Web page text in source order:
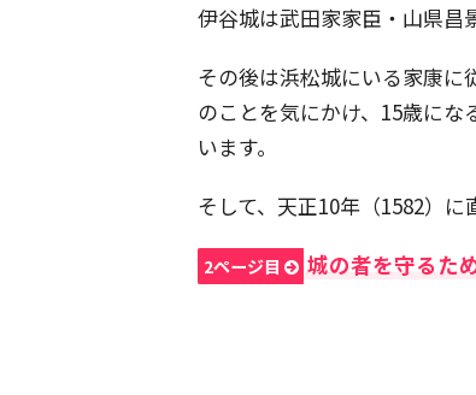
伊谷城は武田家家臣・山県昌
その後は浜松城にいる家康
のことを気にかけ、15歳にな
います。
そして、天正10年（1582）に
2ページ目 城の者を守るた